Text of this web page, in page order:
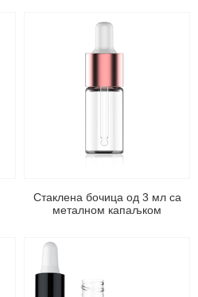
Стаклена бочица од 3 мл са
металном капаљком